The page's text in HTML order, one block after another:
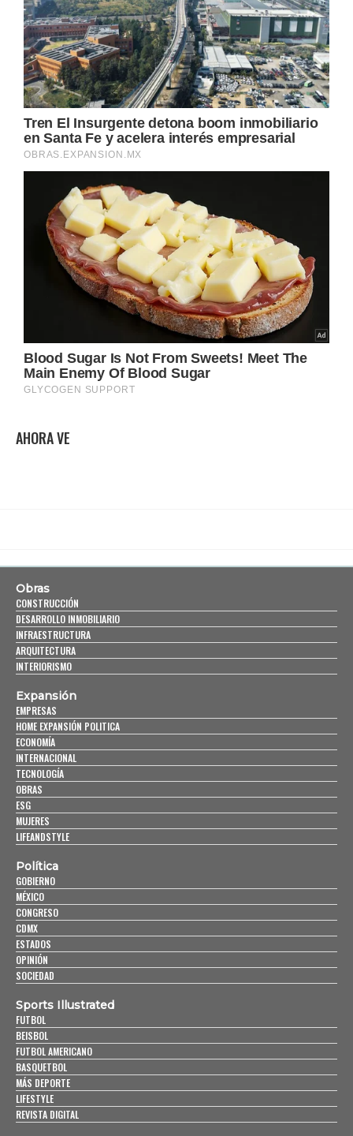
AHORA VE
Obras
CONSTRUCCIÓN
DESARROLLO INMOBILIARIO
INFRAESTRUCTURA
ARQUITECTURA
INTERIORISMO
Expansión
EMPRESAS
HOME EXPANSIÓN POLITICA
ECONOMÍA
INTERNACIONAL
TECNOLOGÍA
OBRAS
ESG
MUJERES
LIFEANDSTYLE
Política
GOBIERNO
MÉXICO
CONGRESO
CDMX
ESTADOS
OPINIÓN
SOCIEDAD
Sports Illustrated
FUTBOL
BEISBOL
FUTBOL AMERICANO
BASQUETBOL
MÁS DEPORTE
LIFESTYLE
REVISTA DIGITAL